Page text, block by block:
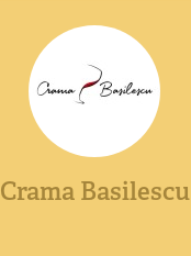
Crama Basilescu